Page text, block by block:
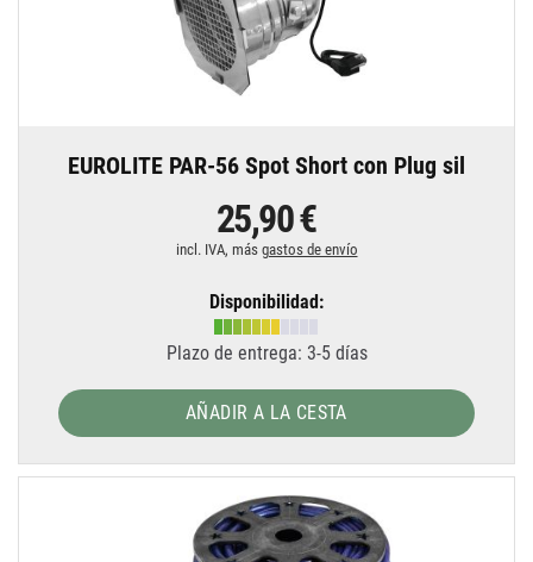
EUROLITE PAR-56 Spot Short con Plug sil
25,90 €
incl. IVA, más gastos de envío
Disponibilidad:
Plazo de entrega: 3-5 días
AÑADIR A LA CESTA